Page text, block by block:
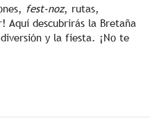
fest-noz, rutas,
Aquí descubrirás la Bretaña
y la fiesta. ¡No te